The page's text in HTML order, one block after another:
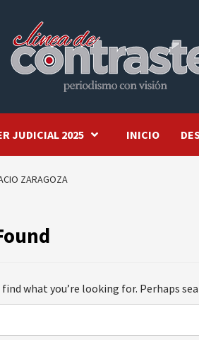
JUDICIAL 2025 INICIO
ZARAGOZA
find what you’re looking for. Perhaps